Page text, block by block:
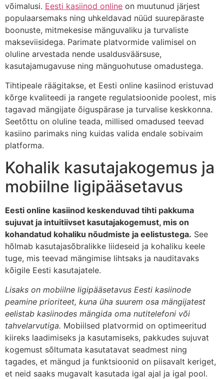
võimalusi. Eesti kasiinod online on muutunud järjest
populaarsemaks ning uhkeldavad nüüd suurepäraste
boonuste, mitmekesise mänguvaliku ja turvaliste
makseviisidega. Parimate platvormide valimisel on
oluline arvestada nende usaldusväärsuse,
kasutajamugavuse ning mänguohutuse omadustega.
Tihtipeale räägitakse, et Eesti online kasiinod eristuvad
kõrge kvaliteedi ja rangete regulatsioonide poolest, mis
tagavad mängijate õiguspärase ja turvalise keskkonna.
Seetõttu on oluline teada, millised omadused teevad
kasiino parimaks ning kuidas valida endale sobivaim
platforma.
Kohalik kasutajakogemus ja
mobiilne ligipääsetavus
Eesti online kasiinod keskenduvad tihti pakkuma
sujuvat ja intuitiivset kasutajakogemust, mis on
kohandatud kohaliku nõudmiste ja eelistustega. See
hõlmab kasutajasõbralikke liideseid ja kohaliku keele
tuge, mis teevad mängimise lihtsaks ja nauditavaks
kõigile Eesti kasutajatele.
Lisaks on mobiilne ligipääsetavus Eesti kasiinode
peamine prioriteet, kuna üha suurem osa mängijatest
eelistab kasiinodes mängida oma nutitelefoni või
tahvelarvutiga. Mobiilsed platvormid on optimeeritud
kiireks laadimiseks ja kasutamiseks, pakkudes sujuvat
kogemust sõltumata kasutatavat seadmest ning
tagades, et mängud ja funktsioonid on piisavalt keriget,
et neid saaks mugavalt kasutada igal ajal ja igal pool.